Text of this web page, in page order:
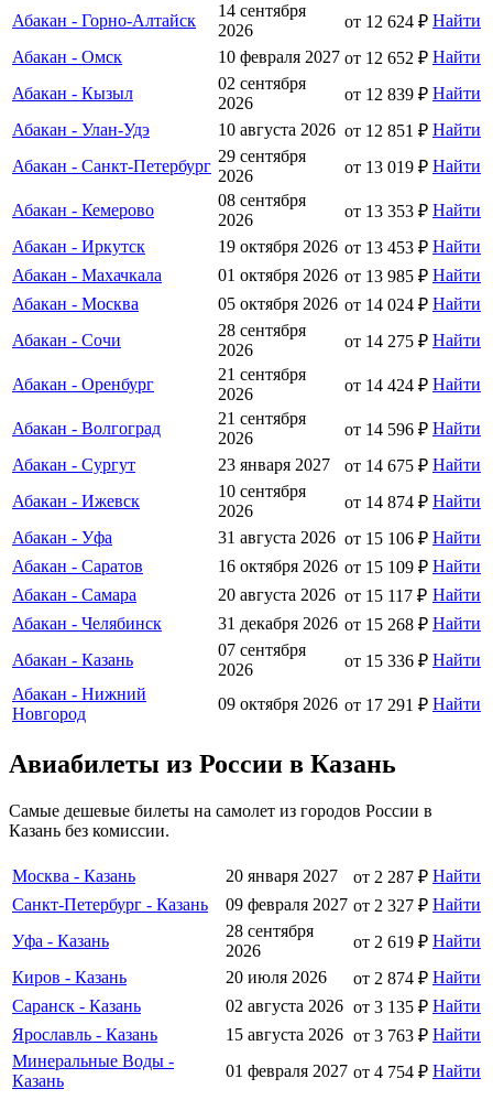
Абакан - Горно-Алтайск
14 сентября
2026
от 12 624 ₽ Найти
Абакан - Омск
10 февраля 2027 от 12 652 ₽ Найти
Абакан - Кызыл
02 сентября
2026
от 12 839 ₽ Найти
Абакан - Улан-Удэ
10 августа 2026 от 12 851 ₽ Найти
Абакан - Санкт-Петербург
29 сентября
2026
от 13 019 ₽ Найти
Абакан - Кемерово
08 сентября
2026
от 13 353 ₽ Найти
Абакан - Иркутск
19 октября 2026 от 13 453 ₽ Найти
Абакан - Махачкала
01 октября 2026 от 13 985 ₽ Найти
Абакан - Москва
05 октября 2026 от 14 024 ₽ Найти
Абакан - Сочи
28 сентября
2026
от 14 275 ₽ Найти
Абакан - Оренбург
21 сентября
2026
от 14 424 ₽ Найти
Абакан - Волгоград
21 сентября
2026
от 14 596 ₽ Найти
Абакан - Сургут
23 января 2027 от 14 675 ₽ Найти
Абакан - Ижевск
10 сентября
2026
от 14 874 ₽ Найти
Абакан - Уфа
31 августа 2026 от 15 106 ₽ Найти
Абакан - Саратов
16 октября 2026 от 15 109 ₽ Найти
Абакан - Самара
20 августа 2026 от 15 117 ₽ Найти
Абакан - Челябинск
31 декабря 2026 от 15 268 ₽ Найти
Абакан - Казань
07 сентября
2026
от 15 336 ₽ Найти
Абакан - Нижний
Новгород
09 октября 2026 от 17 291 ₽ Найти
Авиабилеты из России в Казань
Самые дешевые билеты на самолет из городов России в
Казань без комиссии.
Москва - Казань 20 января 2027 от 2 287 ₽ Найти
Санкт-Петербург - Казань
09 февраля 2027 от 2 327 ₽ Найти
Уфа - Казань
28 сентября
2026
от 2 619 ₽ Найти
Киров - Казань
20 июля 2026 от 2 874 ₽ Найти
Саранск - Казань
02 августа 2026 от 3 135 ₽ Найти
Ярославль - Казань
15 августа 2026 от 3 763 ₽ Найти
Минеральные Воды -
Казань
01 февраля 2027 от 4 754 ₽ Найти